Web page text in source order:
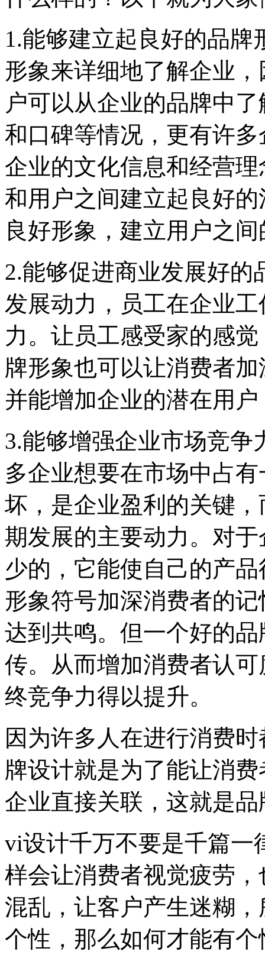
1.能够建立起良好的品
形象来详细地了解企业
户可以从企业的品牌中
和口碑等情况，更有许
企业的文化信息和经营
和用户之间建立起良好
良好形象，建立用户之
2.能够促进商业发展好
发展动力，员工在企业
力。让员工感受家的感
牌形象也可以让消费者
并能增加企业的潜在用
3.能够增强企业市场竞
多企业想要在市场中占
坏，是企业盈利的关键
期发展的主要动力。对
少的，它能使自己的产
形象符号加深消费者的
达到共鸣。但一个好的
传。从而增加消费者认
终竞争力得以提升。
因为许多人在进行消费
牌设计就是为了能让消
企业直接关联，这就是
vi设计千万不要是千篇一
样会让消费者视觉疲劳
混乱，让客户产生迷糊
个性，那么如何才能有